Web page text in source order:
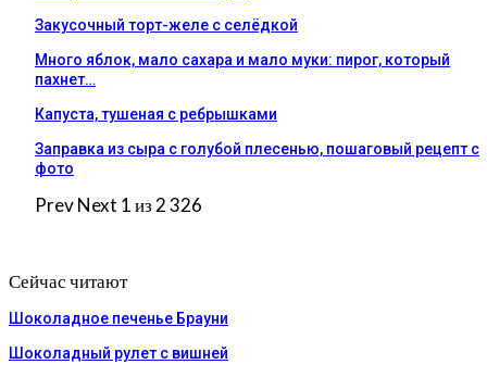
Закусочный торт-желе с селёдкой
Много яблок, мало сахара и мало муки: пирог, который
пахнет…
Капуста, тушеная с ребрышками
Заправка из сыра с голубой плесенью, пошаговый рецепт с
фото
PrevNext 1 из 2 326
Сейчас читают
Шоколадное печенье Брауни
Шоколадный рулет с вишней